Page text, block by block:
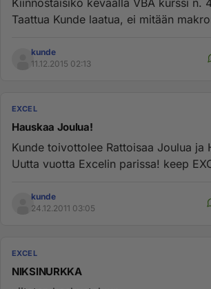
Kiinnostaisiko keväällä VBA kurssi n.
Taattua Kunde laatua, ei mitään
kunde
11.12.2015 02:13
EXCEL
Hauskaa Joulua!
Kunde toivottolee Rattoisaa Joulua ja
Uutta vuotta Excelin parissa! keep EXCELing @Kunde
kunde
24.12.2011 03:05
EXCEL
NIKSINURKKA